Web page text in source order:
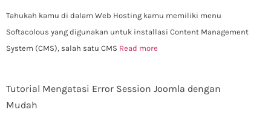
Tahukah kamu di dalam Web Hosting kamu memiliki menu
Softacolous yang digunakan untuk installasi Content Management
System (CMS), salah satu CMS Read more
Tutorial Mengatasi Error Session Joomla dengan
Mudah